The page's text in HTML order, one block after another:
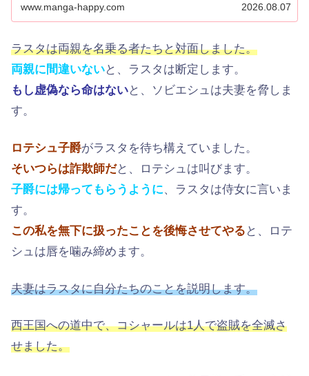
www.manga-happy.com 2026.08.07
ラスタは両親を名乗る者たちと対面しました。
両親に間違いないと、ラスタは断定します。
もし虚偽なら命はないと、ソビエシュは夫妻を脅しま
す。
ロテシュ子爵がラスタを待ち構えていました。
そいつらは詐欺師だと、ロテシュは叫びます。
子爵には帰ってもらうように、ラスタは侍女に言いま
す。
この私を無下に扱ったことを後悔させてやる と、ロテ
シュは唇を噛み締めます。
夫妻はラスタに自分たちのことを説明します。
西王国への道中で、コシャールは1人で盗賊を全滅さ
せました。